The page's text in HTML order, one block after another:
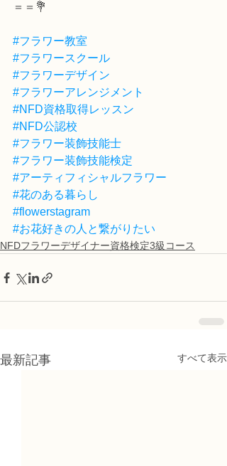
＝＝💐
#フラワー教室
#フラワースクール
#フラワーデザイン
#フラワーアレンジメント
#NFD資格取得レッスン
#NFD公認校
#フラワー装飾技能士
#フラワー装飾技能検定
#アーティフィシャルフラワー
#花のある暮らし
#flowerstagram
#お花好きの人と繋がりたい
NFDフラワーデザイナー資格検定3級コース
最新記事 すべて表示